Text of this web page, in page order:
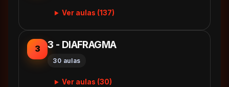
Ver aulas (137)
3 3 - DIAFRAGMA
30 aulas
Ver aulas (30)